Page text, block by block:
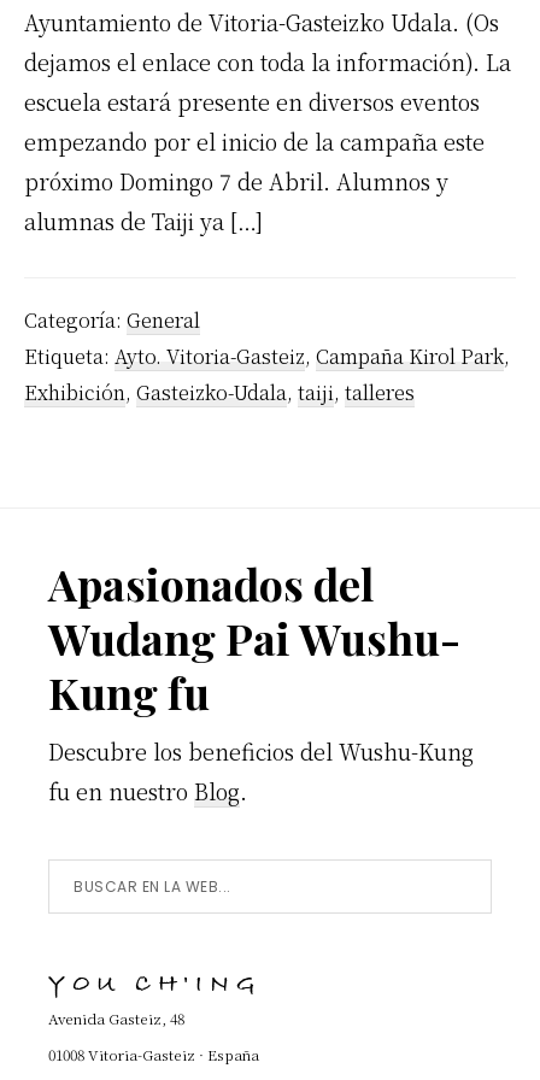
Ayuntamiento de Vitoria-Gasteizko Udala. (Os
dejamos el enlace con toda la información). La
escuela estará presente en diversos eventos
empezando por el inicio de la campaña este
próximo Domingo 7 de Abril. Alumnos y
alumnas de Taiji ya […]
Categoría: General
Etiqueta: Ayto. Vitoria-Gasteiz, Campaña Kirol Park,
Exhibición, Gasteizko-Udala, taiji, talleres
Footer
Apasionados del
Wudang Pai Wushu-
Kung fu
Descubre los beneficios del Wushu-Kung
fu en nuestro Blog.
Buscar
en
Web...
YOU CH'ING
Avenida Gasteiz, 48
01008 Vitoria-Gasteiz · España